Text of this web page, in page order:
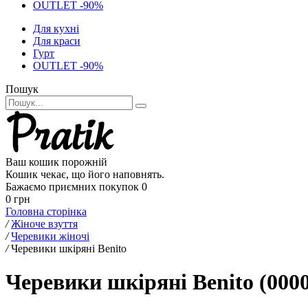
OUTLET -90%
Для кухні
Для краси
Гурт
OUTLET -90%
Пошук
Ваш кошик порожній
Кошик чекає, що його наповнять.
Бажаємо приємних покупок 0
0 грн
Головна сторінка
/ Жіноче взуття
/ Черевики жіночі
/ Черевики шкіряні Benito
Черевики шкіряні Benito